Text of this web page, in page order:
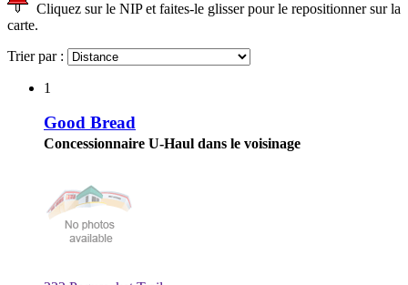
Cliquez sur le NIP et faites-le glisser pour le repositionner sur la
carte.
Trier par :
1
Good Bread
Concessionnaire U-Haul dans le voisinage